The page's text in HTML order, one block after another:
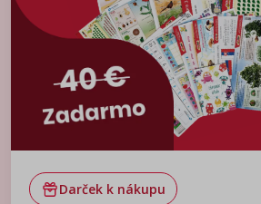
Darček k nákupu